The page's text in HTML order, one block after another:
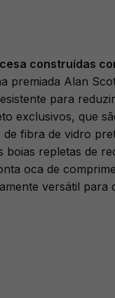
construídas
premiada Alan
para
exclusivos, que
fibra de vidro
boias repletas de
oca de
versátil